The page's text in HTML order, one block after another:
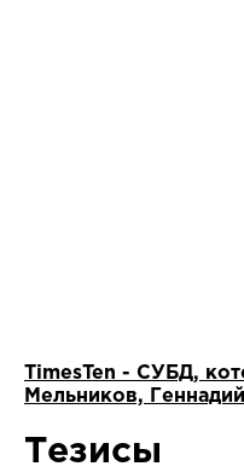
TimesTen - СУБД,
Мельников,
Тезисы